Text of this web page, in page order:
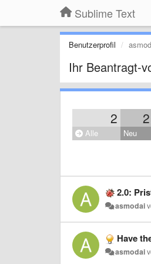
Sublime Text
Benutzerprofil
Ihr Beantragt-
2 2
Alle Neu
2.0:
asmodai
Have
asmodai